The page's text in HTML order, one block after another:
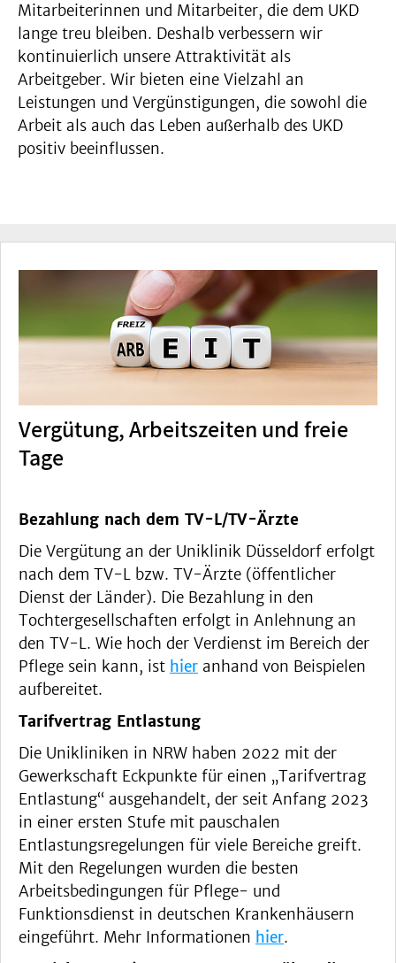
Mitarbeiterinnen und Mitarbeiter, die dem UKD
lange treu bleiben. Deshalb verbessern wir
kontinuierlich unsere Attraktivität als
Arbeitgeber. Wir bieten eine Vielzahl an
Leistungen und Vergünstigungen, die sowohl die
Arbeit als auch das Leben außerhalb des UKD
positiv beeinflussen.
Vergütung, Arbeitszeiten und freie
Tage
Bezahlung nach dem TV-L/TV-Ärzte
Die Vergütung an der Uniklinik Düsseldorf erfolgt
nach dem TV-L bzw. TV-Ärzte (öffentlicher
Dienst der Länder). Die Bezahlung in den
Tochtergesellschaften erfolgt in Anlehnung an
den TV-L. Wie hoch der Verdienst im Bereich der
Pflege sein kann, ist hier anhand von Beispielen
aufbereitet.
Tarifvertrag Entlastung
Die Unikliniken in NRW haben 2022 mit der
Gewerkschaft Eckpunkte für einen „Tarifvertrag
Entlastung“ ausgehandelt, der seit Anfang 2023
in einer ersten Stufe mit pauschalen
Entlastungsregelungen für viele Bereiche greift.
Mit den Regelungen wurden die besten
Arbeitsbedingungen für Pflege- und
Funktionsdienst in deutschen Krankenhäusern
eingeführt. Mehr Informationen hier.